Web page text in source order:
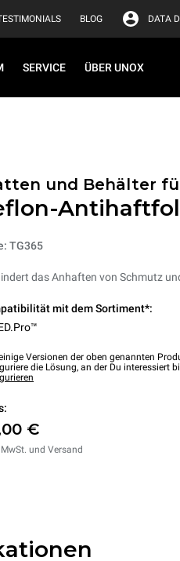
BLOG DATA
SERVICE ÜBER UNOX
und Behälter
TG365
das Anhaften von Schmutz
mit dem Sortiment*:
Versionen der oben genannten
die Lösung, an der Du interessiert
€
und Versand